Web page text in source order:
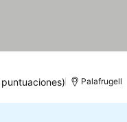
Palafrugell